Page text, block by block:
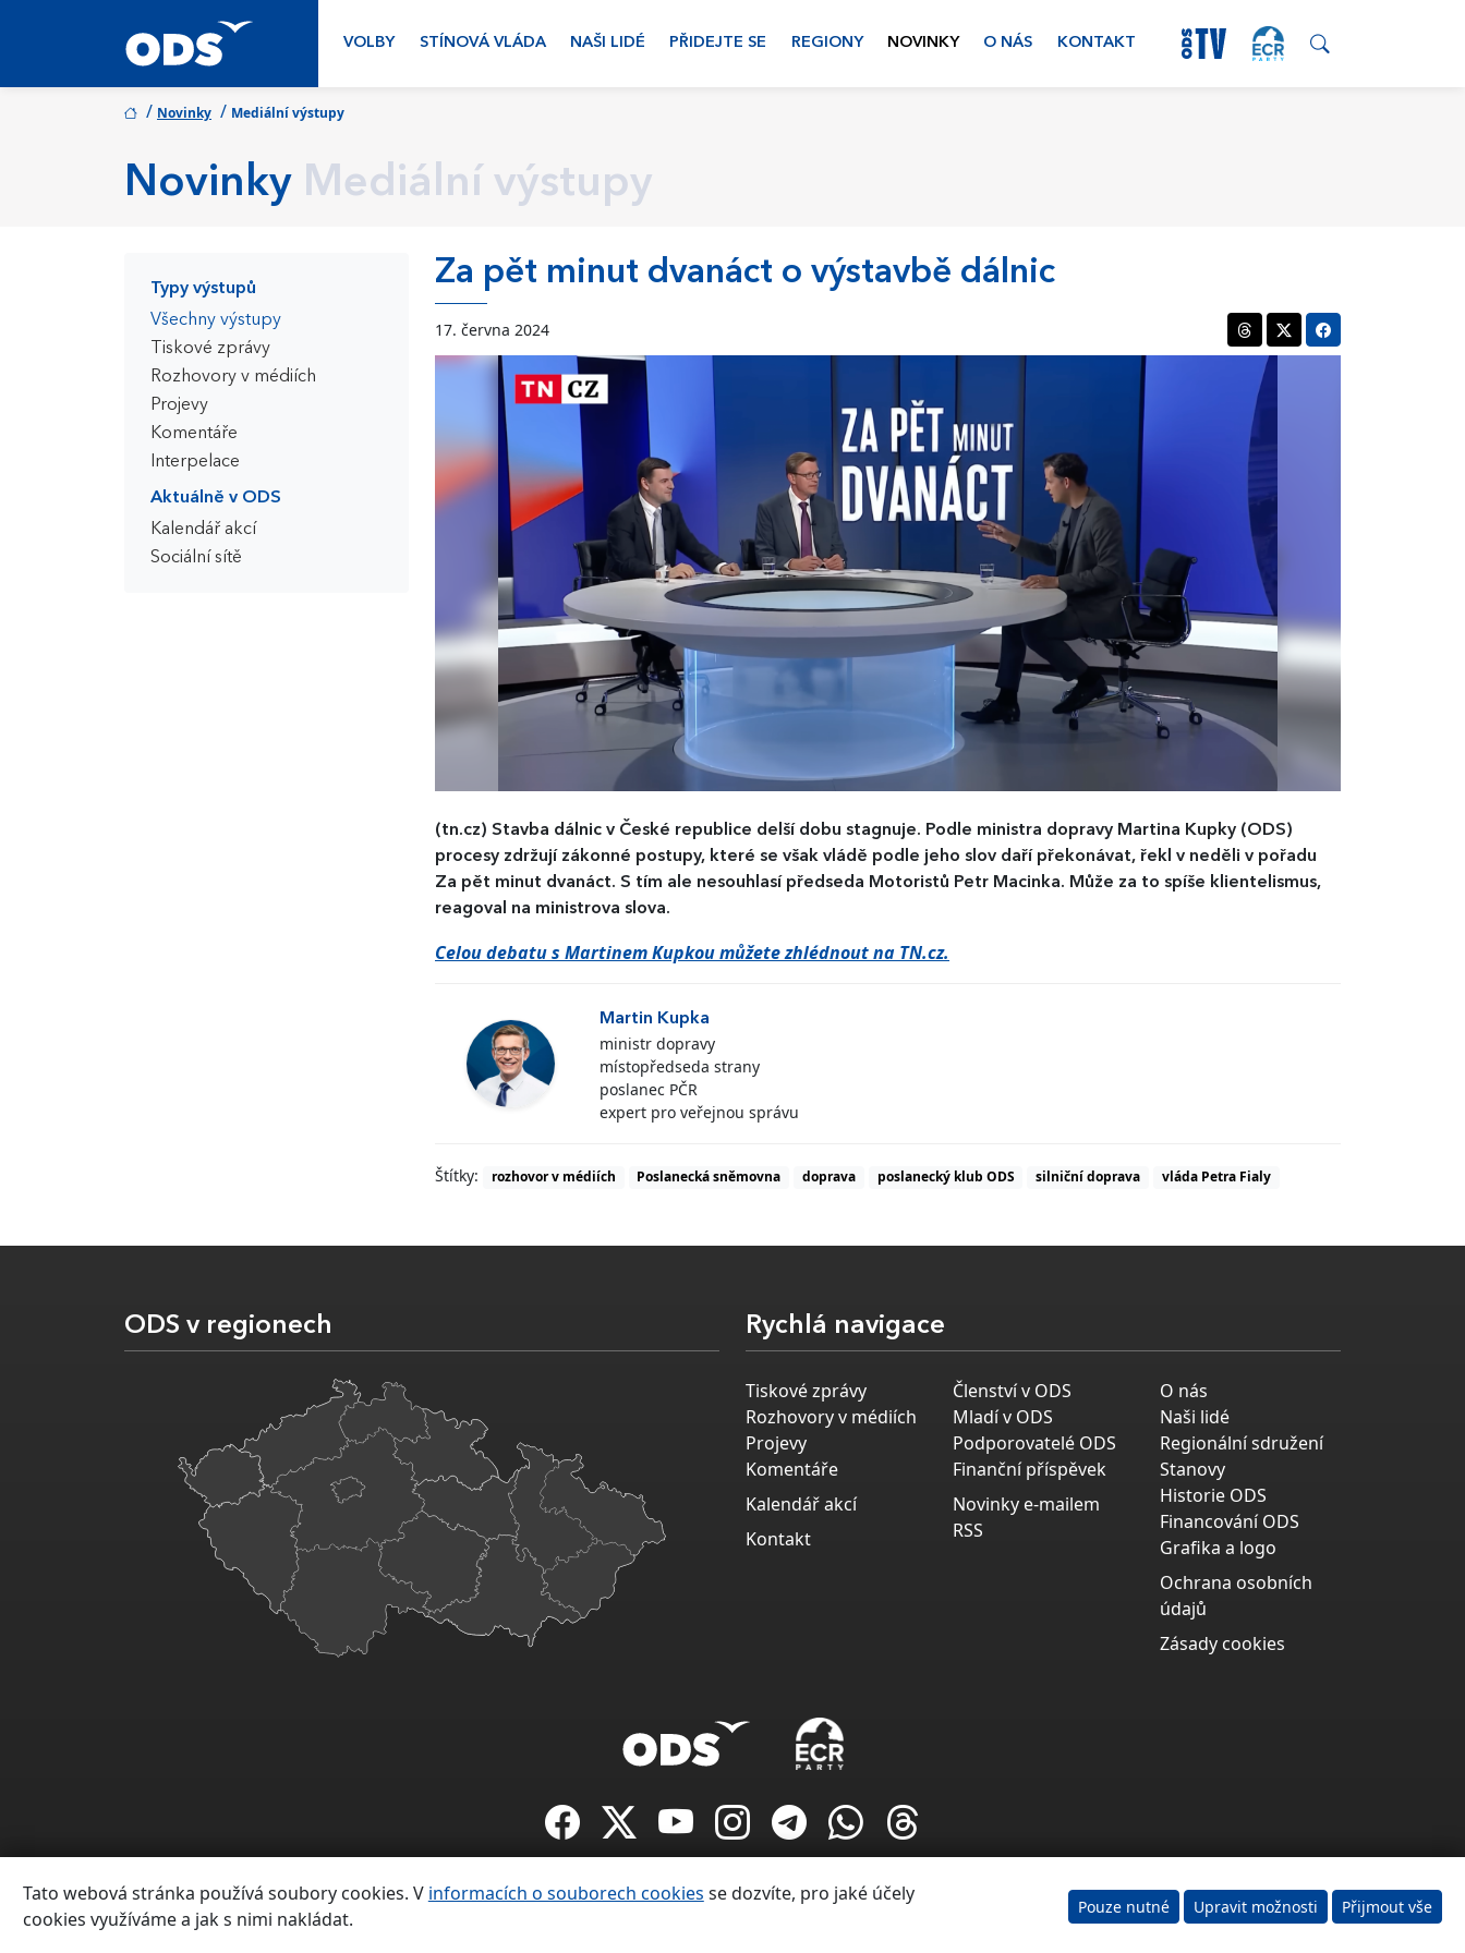
VOLBY STÍNOVÁ VLÁDA NAŠI LIDÉ PŘIDEJTE SE REGIONY NOVINKY O NÁS KONTAKT
/ Novinky / Mediální výstupy
Novinky Mediální výstupy
Typy výstupů
Všechny výstupy
Tiskové zprávy
Rozhovory v médiích
Projevy
Komentáře
Interpelace
Aktuálně v ODS
Kalendář akcí
Sociální sítě
Za pět minut dvanáct o výstavbě dálnic
17. června 2024
(tn.cz) Stavba dálnic v České republice delší dobu stagnuje. Podle ministra dopravy Martina Kupky (ODS)
procesy zdržují zákonné postupy, které se však vládě podle jeho slov daří překonávat, řekl v neděli v pořadu
Za pět minut dvanáct. S tím ale nesouhlasí předseda Motoristů Petr Macinka. Může za to spíše klientelismus,
reagoval na ministrova slova.
Celou debatu s Martinem Kupkou můžete zhlédnout na TN.cz.
Martin Kupka
ministr dopravy
místopředseda strany
poslanec PČR
expert pro veřejnou správu
Štítky: rozhovor v médiích Poslanecká sněmovna doprava poslanecký klub ODS silniční doprava vláda Petra Fialy
ODS v regionech Rychlá navigace
Tiskové zprávy
Rozhovory v médiích
Projevy
Komentáře
Kalendář akcí
Kontakt
Členství v ODS
Mladí v ODS
Podporovatelé ODS
Finanční příspěvek
Novinky e-mailem
RSS
O nás
Naši lidé
Regionální sdružení
Stanovy
Historie ODS
Financování ODS
Grafika a logo
Ochrana osobních
údajů
Zásady cookies
Copyright ©
Občanská demokratická strana 1991 – 2026
Tato webová stránka používá soubory cookies. V informacích o souborech cookies se dozvíte, pro jaké účely
cookies využíváme a jak s nimi nakládat.
Pouze nutné Upravit možnosti Přijmout vše